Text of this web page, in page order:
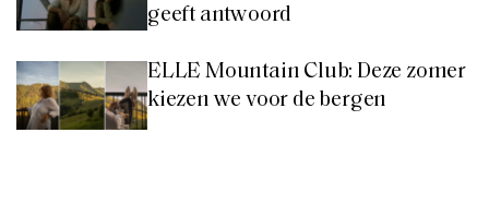
geeft antwoord
ELLE Mountain Club: Deze zomer
kiezen we voor de bergen